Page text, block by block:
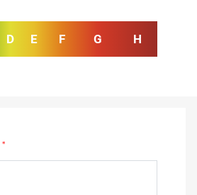
D E F G H
*